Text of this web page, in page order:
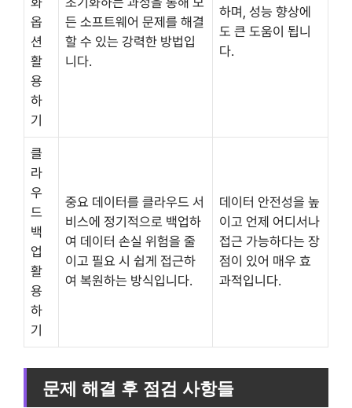
옵
션
활
용
하
기
든 소프트웨어 문제를 해결
할 수 있는 강력한 방법입
니다.
하며, 성능 향상에
도 큰 도움이 됩니
다.
클
라
우
드
백
업
활
용
하
기
중요 데이터를 클라우드 서
비스에 정기적으로 백업하
여 데이터 손실 위험을 줄
이고 필요 시 쉽게 접근하
여 복원하는 방식입니다.
데이터 안전성을 높
이고 언제 어디서나
접근 가능하다는 장
점이 있어 매우 효
과적입니다.
문제 해결 후 점검 사항들